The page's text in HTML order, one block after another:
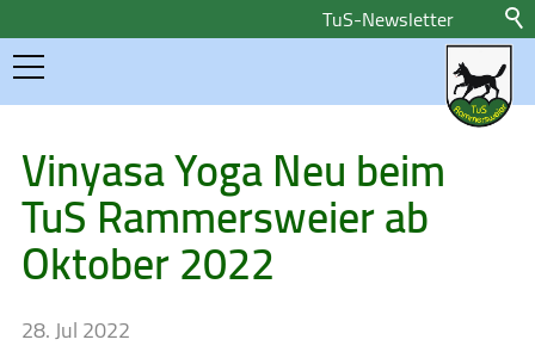
TuS-Newsletter
Aktuelles
Newsletteranmeldung
Pressemeldungen
Vinyasa Yoga Neu beim
TuS Rammersweier ab
Oktober 2022
28. Jul 2022